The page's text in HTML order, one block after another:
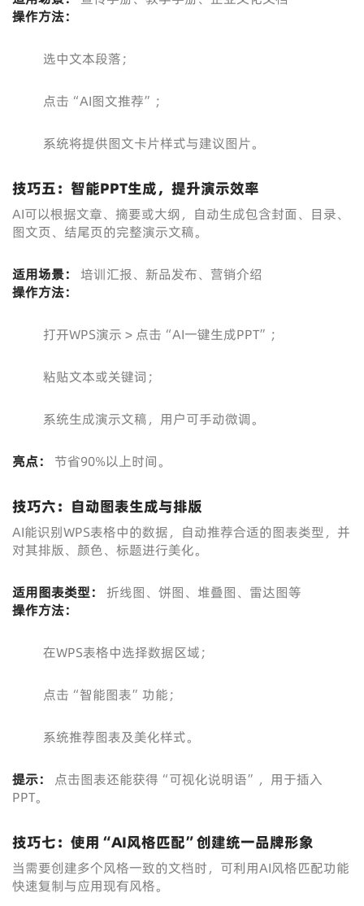
操作方法：
选中文本段落；
点击“AI图文推荐”；
系统将提供图文卡片样式与建议图片。
技巧五：智能PPT生成，提升演示效率
AI可以根据文章、摘要或大纲，自动生成包含封面、目录、
图文页、结尾页的完整演示文稿。
适用场景：
培训汇报、新品发布、营销介绍
操作方法：
打开WPS演示 > 点击“AI一键生成PPT”；
粘贴文本或关键词；
系统生成演示文稿，用户可手动微调。
亮点： 节省90%以上时间。
技巧六：自动图表生成与排版
AI能识别WPS表格中的数据，自动推荐合适的图表类型，并
对其排版、颜色、标题进行美化。
适用图表类型：
折线图、饼图、堆叠图、雷达图等
操作方法：
在WPS表格中选择数据区域；
点击“智能图表”功能；
系统推荐图表及美化样式。
提示：
点击图表还能获得“可视化说明语”，用于插入
PPT。
技巧七：使用“AI风格匹配”创建统一品牌形象
当需要创建多个风格一致的文档时，可利用AI风格匹配功能
快速复制与应用现有风格。